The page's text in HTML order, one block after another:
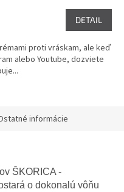
DETAIL
proti vráskam, ale keď
alebo Youtube, dozviete
informácie
ŠKORICA -
o dokonalú vôňu